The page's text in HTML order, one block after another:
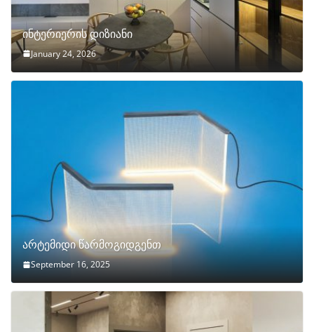
ინტერიერის დიზიანი
January 24, 2026
არტემიდი წარმოგიდგენთ
September 16, 2025